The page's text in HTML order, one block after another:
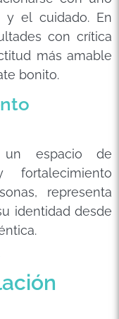
y el cuidado. En
con crítica
más amable
bonito.
espacio de
fortalecimiento
representa
identidad desde